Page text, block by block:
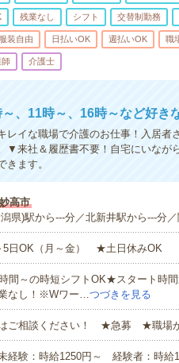
残業なし シフト 交替制勤務
服装自由 日払いOK 週払いOK 職
介護士
、11時～、16時～など好き
レイな職場で介護のお仕事！入居者
▼来社＆履歴書不要！自宅にいなが
きます。
高市
県)駅から---分／北新井駅から---分
5日OK（月～金） ★土日休みOK
間～の時短シフトOK★スタート時
なし！※Wワー…つづきを見る
ご相談ください！ ★急募 ★職場が
経験：時給1250円～ 経験者：時